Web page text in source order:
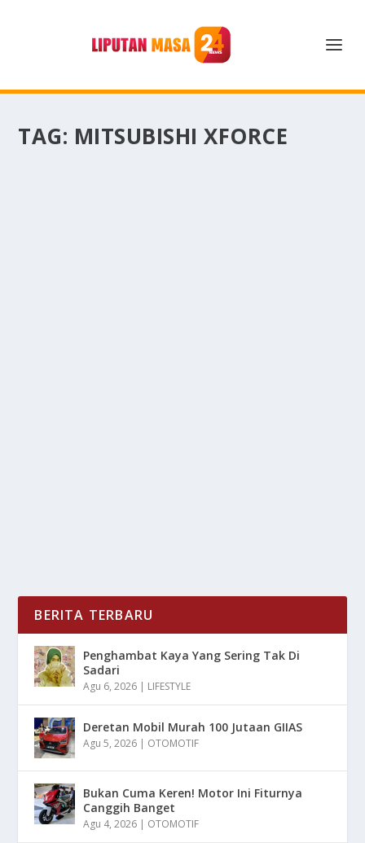
TAG: MITSUBISHI XFORCE
BERITA TERBARU
Penghambat Kaya Yang Sering Tak Di
Sadari
Agu 6, 2026 | LIFESTYLE
Deretan Mobil Murah 100 Jutaan GIIAS
Agu 5, 2026 | OTOMOTIF
Bukan Cuma Keren! Motor Ini Fiturnya
Canggih Banget
Agu 4, 2026 | OTOMOTIF